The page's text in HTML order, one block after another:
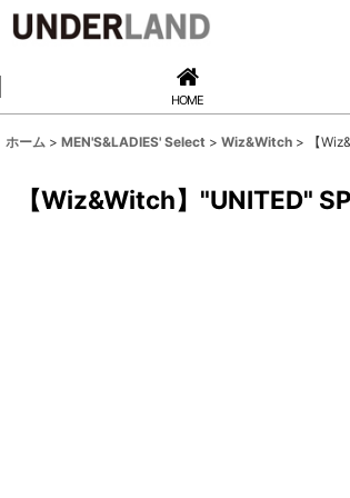
HOME
ホーム > MEN'S&LADIES' Select > Wiz&Witch > 【
【Wiz&Witch】"UNITED"